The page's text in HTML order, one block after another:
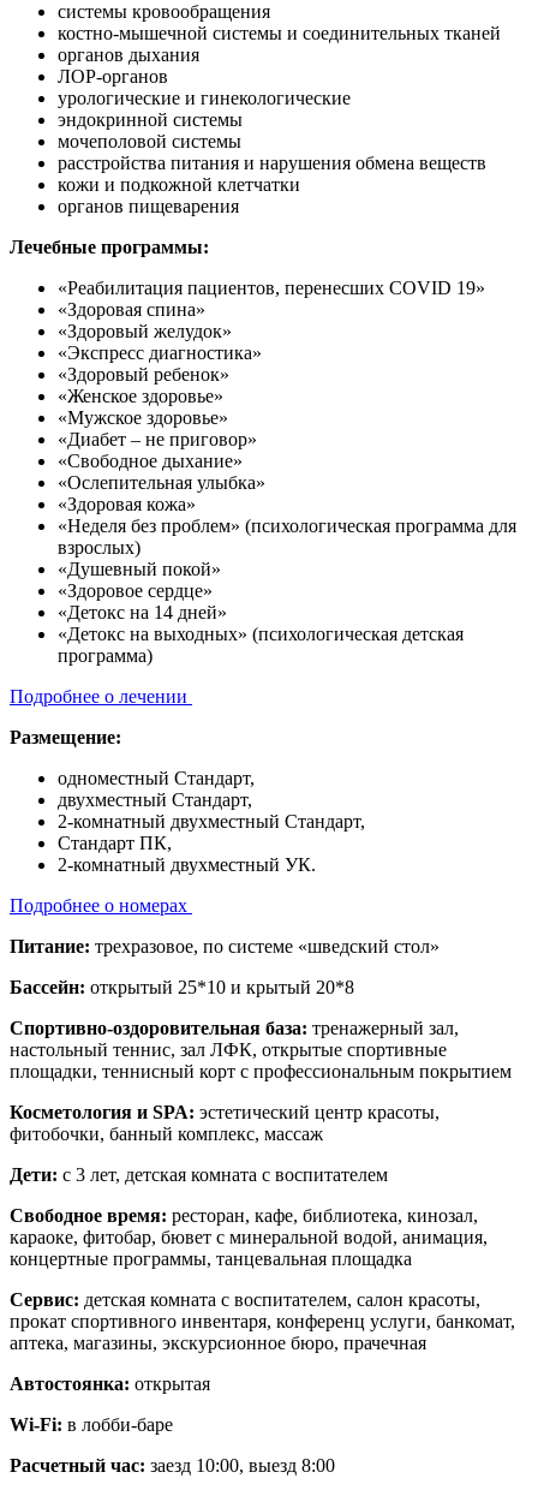
системы кровообращения
костно-мышечной системы и соединительных тканей
органов дыхания
ЛОР-органов
урологические и гинекологические
эндокринной системы
мочеполовой системы
расстройства питания и нарушения обмена веществ
кожи и подкожной клетчатки
органов пищеварения
Лечебные программы:
«Реабилитация пациентов, перенесших COVID 19»
«Здоровая спина»
«Здоровый желудок»
«Экспресс диагностика»
«Здоровый ребенок»
«Женское здоровье»
«Мужское здоровье»
«Диабет – не приговор»
«Свободное дыхание»
«Ослепительная улыбка»
«Здоровая кожа»
«Неделя без проблем» (психологическая программа для
взрослых)
«Душевный покой»
«Здоровое сердце»
«Детокс на 14 дней»
«Детокс на выходных» (психологическая детская
программа)
Подробнее о лечении
Размещение:
одноместный Стандарт,
двухместный Стандарт,
2-комнатный двухместный Стандарт,
Стандарт ПК,
2-комнатный двухместный УК.
Подробнее о номерах
Питание: трехразовое, по системе «шведский стол»
Бассейн: открытый 25*10 и крытый 20*8
Спортивно-оздоровительная база: тренажерный зал,
настольный теннис, зал ЛФК, открытые спортивные
площадки, теннисный корт с профессиональным покрытием
Косметология и SPA: эстетический центр красоты,
фитобочки, банный комплекс, массаж
Дети: с 3 лет, детская комната с воспитателем
Свободное время: ресторан, кафе, библиотека, кинозал,
караоке, фитобар, бювет с минеральной водой, анимация,
концертные программы, танцевальная площадка
Сервис: детская комната с воспитателем, салон красоты,
прокат спортивного инвентаря, конференц услуги, банкомат,
аптека, магазины, экскурсионное бюро, прачечная
Автостоянка: открытая
Wi-Fi: в лобби-баре
Расчетный час: заезд 10:00, выезд 8:00